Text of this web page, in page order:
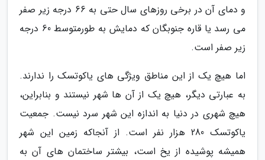
و دمای آن در برخی روزهای سال حتی به 66 درجه زیر صفر
می رسد یا قاره جنوبگان که دمایش به طورمتوسط 60 درجه
زیر صفر است.
اما هیچ یک از این مناطق ویژگی های یاکوتسک را ندارند.
به عبارتی دیگر، هیچ یک از آن ها شهر نیستند و بنابراین،
هیچ شهری در دنیا به اندازه این شهر سرد نیست. جمعیت
یاکوتسک 280 هزار نفر است. از آنجاکه زمین این شهر
همیشه پوشیده از یخ است، بیشتر ساختمان های آن به